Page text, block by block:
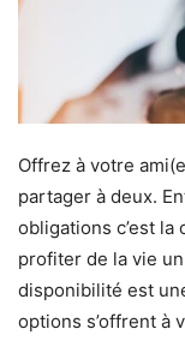
Offrez à votre
partager à deux.
obligations c’est la
profiter de la vie
disponibilité est
options s’offrent à